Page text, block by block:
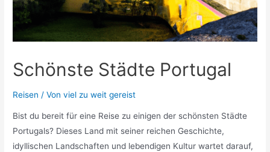
Schönste Städte Portugal
Reisen / Vonviel zu weit gereist
Bist du bereit für eine Reise zu einigen der schönsten Städte
Portugals? Dieses Land mit seiner reichen Geschichte,
idyllischen Landschaften und lebendigen Kultur wartet darauf,